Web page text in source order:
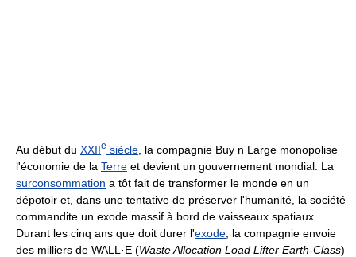
Au début du XXIIe siècle , la compagnie Buy n Large monopolise
l'économie de la Terre et devient un gouvernement mondial. La
surconsommation a tôt fait de transformer le monde en un
dépotoir et, dans une tentative de préserver l'humanité, la société
commandite un exode massif à bord de vaisseaux spatiaux.
Durant les cinq ans que doit durer l'exode , la compagnie envoie
des milliers de WALL·E (Waste Allocation Load Lifter Earth-Class)